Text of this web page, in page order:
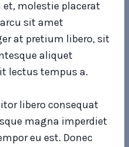
molestie placerat
sit amet
at pretium libero, sit
aliquet
lectus tempus a.
libero consequat
magna imperdiet
eu est. Donec